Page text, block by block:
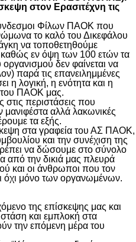
στον Ερασιτέχνη τις
Φίλων ΠΑΟΚ που
το καλό του Δικεφάλου
να τοποθετηθούμε
καθώς εν όψη των 100 ετών τα
δεν φαίνεται να
παρά τις επανειλημμένες
η λογική, η ενότητα και η
του ΠΑΟΚ μας.
περιστάσεις που
αλλά λακωνικές
τα εξής.
στα γραφεία του ΑΣ ΠΑΟΚ,
και την συνέχιση της
να δώσουμε στο σύνολο
από την δικιά μας πλευρά
και οι άνθρωποι που τον
όχι μόνο των οργανωμένων.
της επίσκεψης μας και
και εμπλοκή στα
την επόμενη μέρα του